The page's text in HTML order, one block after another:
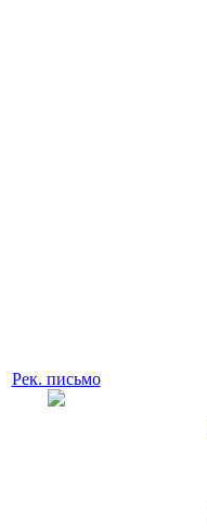
Рек. письмо